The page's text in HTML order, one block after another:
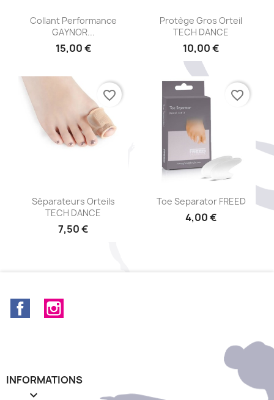
Aperçu rapide
Collant Performance
GAYNOR...
15,00 €
Aperçu rapide
Protège Gros Orteil
TECH DANCE
10,00 €
Aperçu rapide
Séparateurs Orteils
TECH DANCE
7,50 €
favorite_border
 Aperçu rapide
Toe Separator FREED
4,00 €
favorite_border
Facebook
INFORMATIONS
